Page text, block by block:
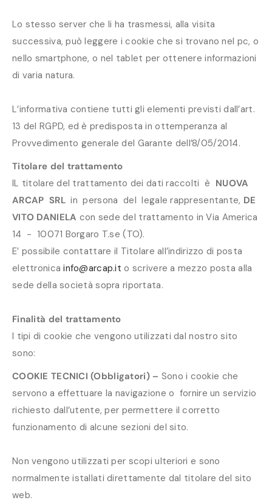
Lo stesso server che li ha trasmessi, alla visita
successiva, può leggere i cookie che si trovano nel pc, o
nello smartphone, o nel tablet per ottenere informazioni
di varia natura.
L’informativa contiene tutti gli elementi previsti dall’art.
13 del RGPD, ed è predisposta in ottemperanza al
Provvedimento generale del Garante dell’8/05/2014.
Titolare del trattamento
IL titolare del trattamento dei dati raccolti è NUOVA
ARCAP SRLin persona del legale rappresentante, DE
VITO DANIELA con sede del trattamento in Via America
14 - 10071 Borgaro T.se (TO).
E’ possibile contattare il Titolare all’indirizzo di posta
elettronicainfo@arcap.it o scrivere a mezzo posta alla
sede della società sopra riportata.
Finalità del trattamento
I tipi di cookie che vengono utilizzati dal nostro sito
sono:
COOKIE TECNICI (Obbligatori) – Sono i cookie che
servono a effettuare la navigazione o fornire un servizio
richiesto dall’utente, per permettere il corretto
funzionamento di alcune sezioni del sito.
Non vengono utilizzati per scopi ulteriori e sono
normalmente istallati direttamente dal titolare del sito
web.